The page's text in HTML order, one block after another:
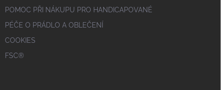
POMOC PŘI NÁKUPU PRO HANDICAPOVANÉ
PÉČE O PRÁDLO A OBLEČENÍ
COOKIES
FSC®